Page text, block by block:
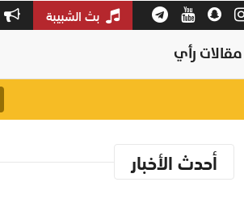
بث الشبيبة
مقالات رأي
أحدث الأخبار